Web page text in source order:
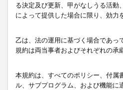
る決定及び更新、甲がなしうる活
によって提供した場合に限り、効力
乙は、法の運用に基づく場合であっ
規約は両当事者およびそれぞれの承
本規約は、すべてのポリシー、付属
ル、サブプログラム、および機能